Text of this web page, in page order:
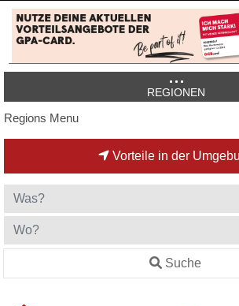
REGIONEN
Regions Menu
Vorteile in der
Suche